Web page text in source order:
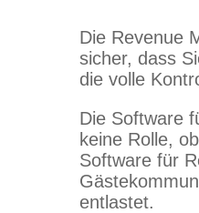
Die Revenue
sicher, dass
die volle
Die Software
keine Rolle,
Software für
entlastet.